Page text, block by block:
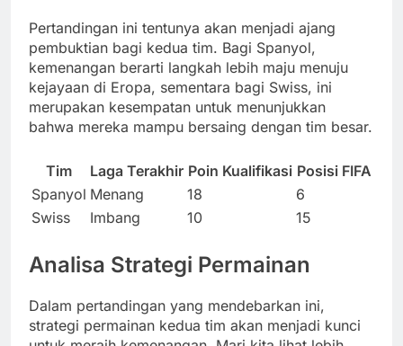
Pertandingan ini tentunya akan menjadi ajang
pembuktian bagi kedua tim. Bagi Spanyol,
kemenangan berarti langkah lebih maju menuju
kejayaan di Eropa, sementara bagi Swiss, ini
merupakan kesempatan untuk menunjukkan
bahwa mereka mampu bersaing dengan tim besar.
Tim Laga Terakhir Poin Kualifikasi Posisi FIFA
Spanyol Menang 18
6
Swiss
Imbang 10 15
Analisa Strategi Permainan
Dalam pertandingan yang mendebarkan ini,
strategi permainan kedua tim akan menjadi kunci